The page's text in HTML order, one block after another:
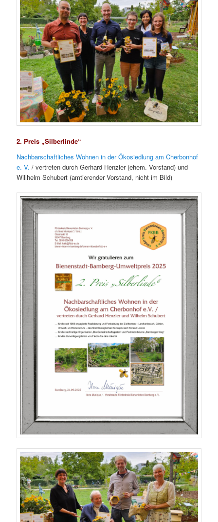
2. Preis „Silberlinde“
Nachbarschaftliches Wohnen in der Ökosiedlung am Cherbonhof
e. V. / vertreten durch Gerhard Henzler (ehem. Vorstand) und
Willhelm Schubert (amtierender Vorstand, nicht im Bild)